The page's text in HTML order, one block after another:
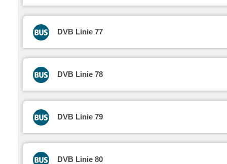
DVB Linie 77
DVB Linie 78
DVB Linie 79
DVB Linie 80